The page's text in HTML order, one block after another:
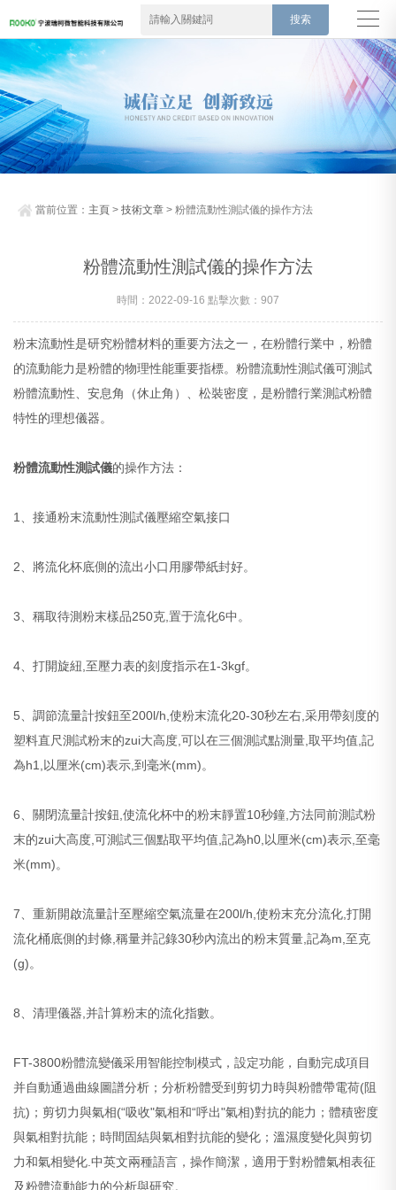
當前位置： 主頁 >技術文章 > 粉體流動性測試儀的操作方法
粉體流動性測試儀的操作方法
時間：2022-09-16 點擊次數：907
粉末流動性是研究粉體材料的重要方法之一，在粉體行業中，粉體
的流動能力是粉體的物理性能重要指標。粉體流動性測試儀可測試
粉體流動性、安息角（休止角）、松裝密度，是粉體行業測試粉體
特性的理想儀器。
粉體流動性測試儀的操作方法：
1、接通粉末流動性測試儀壓縮空氣接口
2、將流化杯底側的流出小口用膠帶紙封好。
3、稱取待測粉末樣品250克,置于流化6中。
4、打開旋紐,至壓力表的刻度指示在1-3kgf。
5、調節流量計按鈕至200l/h,使粉末流化20-30秒左右,采用帶刻度的
塑料直尺測試粉末的zui大高度,可以在三個測試點測量,取平均值,記
為h1,以厘米(cm)表示,到毫米(mm)。
6、關閉流量計按鈕,使流化杯中的粉末靜置10秒鐘,方法同前測試粉
末的zui大高度,可測試三個點取平均值,記為h0,以厘米(cm)表示,至毫
米(mm)。
7、重新開啟流量計至壓縮空氣流量在200l/h,使粉末充分流化,打開
流化桶底側的封條,稱量并記錄30秒內流出的粉末質量,記為m,至克
(g)。
8、清理儀器,并計算粉末的流化指數。
FT-3800粉體流變儀采用智能控制模式，設定功能，自動完成項目
并自動通過曲線圖譜分析；分析粉體受到剪切力時與粉體帶電荷(阻
抗)；剪切力與氣相(“吸收"氣相和“呼出"氣相)對抗的能力；體積密度
與氣相對抗能；時間固結與氣相對抗能的變化；溫濕度變化與剪切
力和氣相變化.中英文兩種語言，操作簡潔，適用于對粉體氣相表征
及粉體流動能力的分析與研究。